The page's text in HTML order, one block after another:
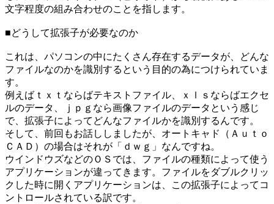
文字程度の組み合わせのことを指します。
■どうして拡張子が必要なのか
これは、パソコンの中にたくさん存在するデータが、どんな
ファイルなのかを識別するという目的の為につけられていま
す。
例えばｔｘｔならばテキストファイル、ｘｌｓならばエクセ
ルのデータ、ｊｐｇなら画像ファイルのデータという感じ
で、拡張子によってどんなファイルかを識別するんです。
そして、前回もお話ししましたが、オートキャド（Ａｕｔｏ
ＣＡＤ）の場合はそれが「ｄｗｇ」なんですね。
ウインドウズなどのＯＳでは、ファイルの種類によって使う
アプリケーションが違ってきます。ファイルをダブルクリッ
クした時に開くアプリケーションは、この拡張子によってコ
ントロールされている訳です。